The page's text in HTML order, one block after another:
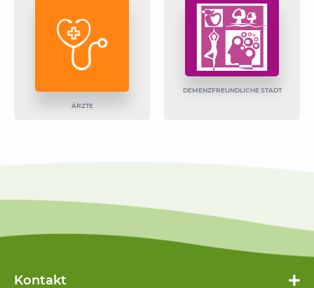
ÄRZTE
DEMENZFREUNDLICHE STADT
Kontakt